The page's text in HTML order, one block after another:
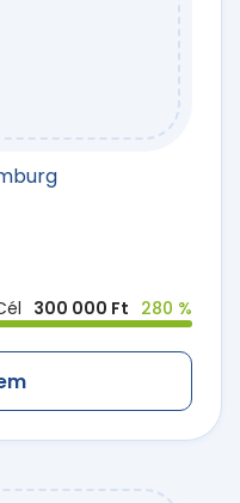
300 000 Ft 280 %